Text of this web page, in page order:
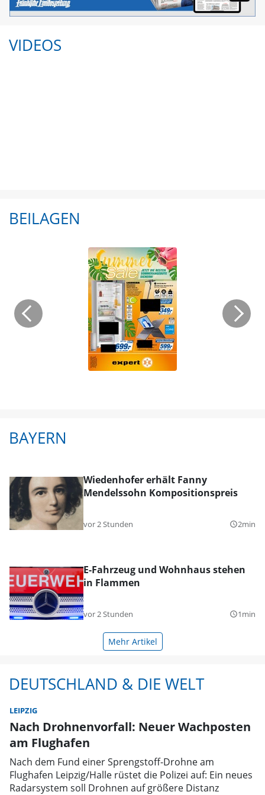
VIDEOS
BEILAGEN
BAYERN
Wiedenhofer erhält Fanny
Mendelssohn Kompositionspreis
vor 2 Stunden query_builder2min
E-Fahrzeug und Wohnhaus stehen
in Flammen
vor 2 Stunden query_builder1min
Mehr Artikel
DEUTSCHLAND & DIE WELT
LEIPZIG
Nach Drohnenvorfall: Neuer Wachposten
am Flughafen
Nach dem Fund einer Sprengstoff-Drohne am
Flughafen Leipzig/Halle rüstet die Polizei auf: Ein neues
Radarsystem soll Drohnen auf größere Distanz